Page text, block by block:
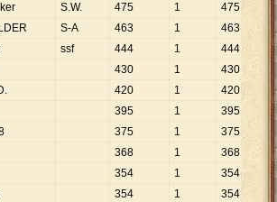
S.W. 475 1
475
S-A 463 1
463
ssf 444 1
444
430 1
430
420 1
420
395 1
395
375 1
375
368 1
368
354 1
354
354 1
354